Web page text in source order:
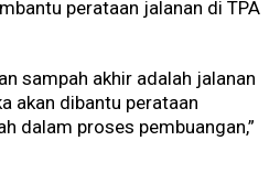
perataan jalanan di TPA
sampah akhir adalah jalanan
akan dibantu perataan
dalam proses pembuangan,”